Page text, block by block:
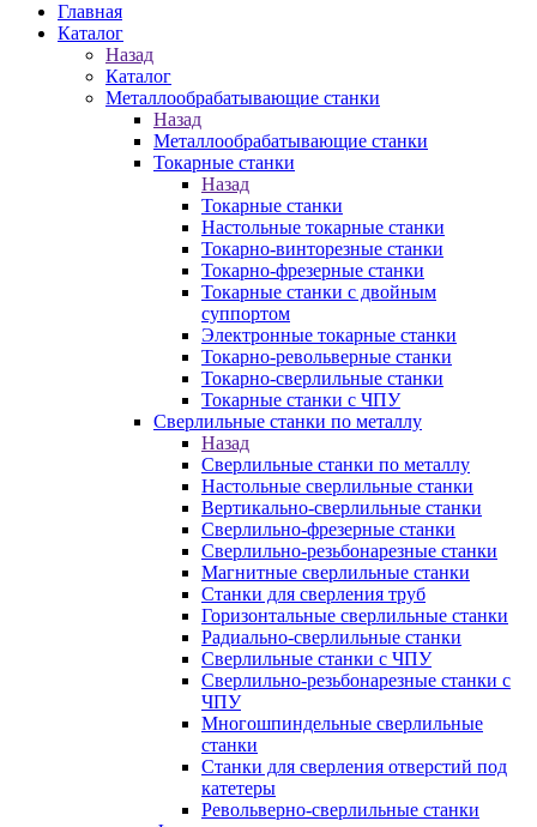
Главная
Каталог
Назад
Каталог
Металлообрабатывающие станки
Назад
Металлообрабатывающие станки
Токарные станки
Назад
Токарные станки
Настольные токарные станки
Токарно-винторезные станки
Токарно-фрезерные станки
Токарные станки с двойным
суппортом
Электронные токарные станки
Токарно-револьверные станки
Токарно-сверлильные станки
Токарные станки с ЧПУ
Сверлильные станки по металлу
Назад
Сверлильные станки по металлу
Настольные сверлильные станки
Вертикально-сверлильные станки
Сверлильно-фрезерные станки
Сверлильно-резьбонарезные станки
Магнитные сверлильные станки
Станки для сверления труб
Горизонтальные сверлильные станки
Радиально-сверлильные станки
Сверлильные станки с ЧПУ
Сверлильно-резьбонарезные станки с
ЧПУ
Многошпиндельные сверлильные
станки
Станки для сверления отверстий под
катетеры
Револьверно-сверлильные станки